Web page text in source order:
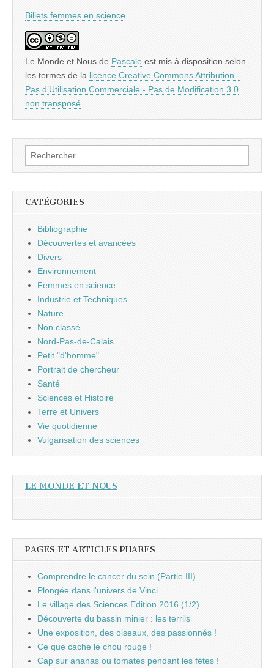
Billets femmes en science
Le Monde et Nous de Pascale est mis à disposition selon
les termes de la licence Creative Commons Attribution -
Pas d’Utilisation Commerciale - Pas de Modification 3.0
non transposé
Rechercher :
CATÉGORIES
Bibliographie
Découvertes et avancées
Divers
Environnement
Femmes en science
Industrie et Techniques
Nature
Non classé
Nord-Pas-de-Calais
Petit "d'homme"
Portrait de chercheur
Santé
Sciences et Histoire
Terre et Univers
Vie quotidienne
Vulgarisation des sciences
LE MONDE ET NOUS
PAGES ET ARTICLES PHARES
Comprendre le cancer du sein (Partie III)
Plongée dans l'univers de Vinci
Le village des Sciences Edition 2016 (1/2)
Découverte du bassin minier : les terrils
Une exposition, des oiseaux, des passionnés !
Ce que cache le chou rouge !
Cap sur ananas ou tomates pendant les fêtes !